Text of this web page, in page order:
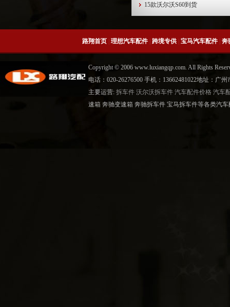
15款沃尔沃S60到货
路翔首页 | 理想汽车配件 | 跨境专供 | 宝马汽车配件 | 奔
Copyright © 2006 www.luxiangqp.com. All Rights
电话：020-26276500 手机：13662481022地址：广
主要运营: 拆车件 沃尔沃拆车件 汽车配件价格 汽车
速箱 奔驰变速箱 奔驰拆车件 宝马拆车件等各类汽车